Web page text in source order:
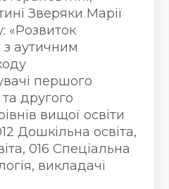
Зверяки Марії
«Розвиток
з аутичним
першого
другого
вищої освіти
Дошкільна освіта,
016 Спеціальна
викладачі